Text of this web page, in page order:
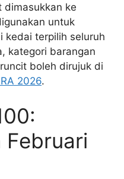
dimasukkan ke
untuk
kedai terpilih seluruh
kategori barangan
boleh dirujuk di
2026.
Februari